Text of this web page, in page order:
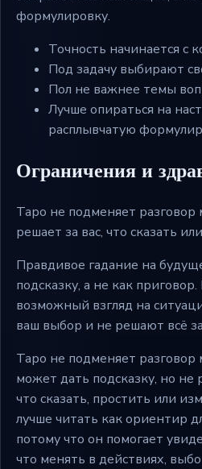
формулировку.
Точность начинается с
Под задачу выбирают
Пол не важнее темы
Лучше опираться на
расплывчатую
Ограничения и
Таро не подменяет
решает за вас, что сказать
Правдивое гадание на
подсказку, а не как
возможный взгляд на
ваш выбор и не решают всё
Таро не подменяет
может дать подсказку, но не
что сказать, простить или
лучше читать как ориентир
потому что он помогает
что менять в действиях,